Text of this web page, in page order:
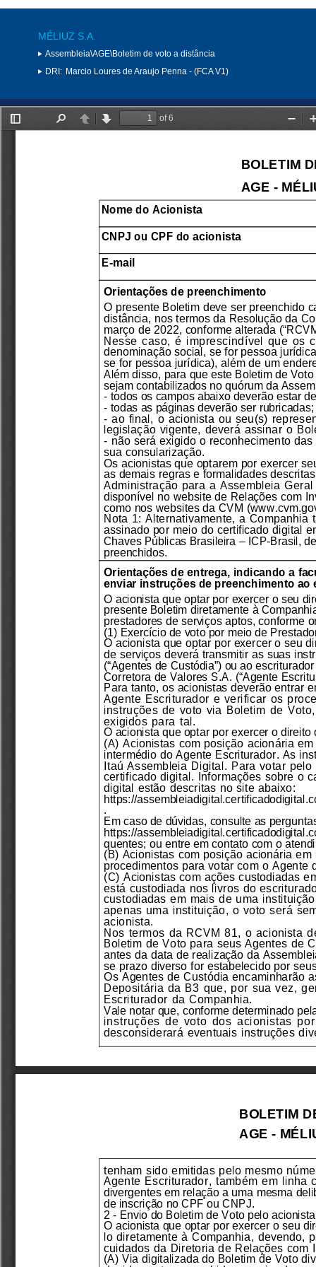
MÉLIUZ S.A.
Assembleia\AGE\Boletim de voto a distância
DRI: Marcio Loures de Araujo Penna - (FCA V1)